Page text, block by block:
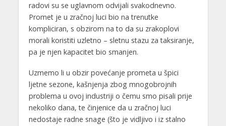
radovi su se uglavnom odvijali svakodnevno.
Promet je u zračnoj luci bio na trenutke
kompliciran, s obzirom na to da su zrakoplovi
morali koristiti uzletno – sletnu stazu za taksiranje,
pa je njen kapacitet bio smanjen.
Uzmemo li u obzir povećanje prometa u špici
ljetne sezone, kašnjenja zbog mnogobrojnih
problema u ovoj industriji o čemu smo pisali prije
nekoliko dana, te činjenice da u zračnoj luci
nedostaje radne snage (što je vidljivo i iz stalno